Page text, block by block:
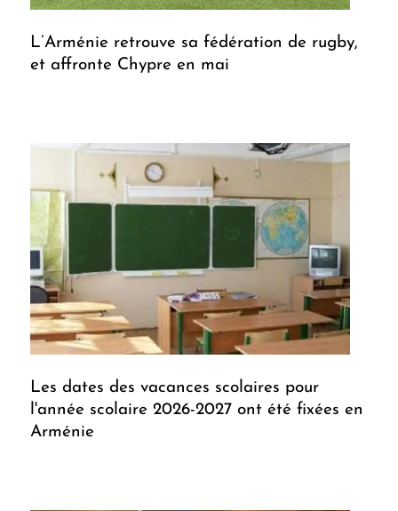
L’Arménie retrouve sa fédération de rugby,
et affronte Chypre en mai
Les dates des vacances scolaires pour
l'année scolaire 2026-2027 ont été fixées en
Arménie